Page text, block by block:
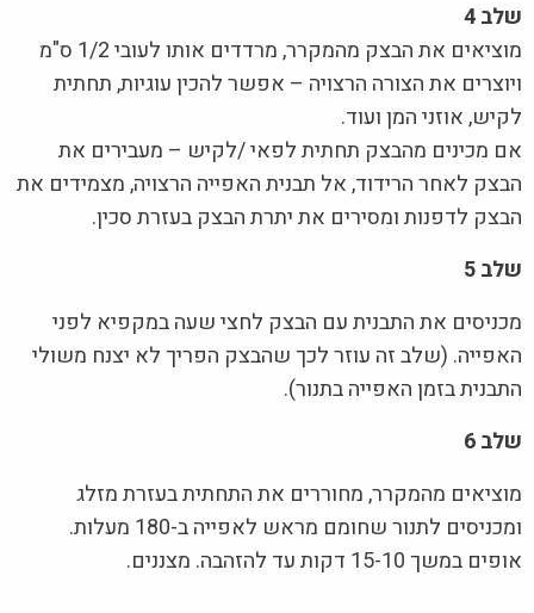
שלב 4
מוציאים את הבצק מהמקרר, מרדדים אותו לעובי 1/2 ס"מ
ויוצרים את הצורה הרצויה – אפשר להכין עוגיות, תחתית
לקיש, אוזני המן ועוד.
אם מכינים מהבצק תחתית לפאי /לקיש – מעבירים את
הבצק לאחר הרידוד, אל תבנית האפייה הרצויה, מצמידים את
הבצק לדפנות ומסירים את יתרת הבצק בעזרת סכין.
שלב 5
מכניסים את התבנית עם הבצק לחצי שעה במקפיא לפני
האפייה. (שלב זה עוזר לכך שהבצק הפריך לא יצנח משולי
התבנית בזמן האפייה בתנור).
שלב 6
מוציאים מהמקרר, מחוררים את התחתית בעזרת מזלג
ומכניסים לתנור שחומם מראש לאפייה ב-180 מעלות.
אופים במשך 15-10 דקות עד להזהבה. מצננים.